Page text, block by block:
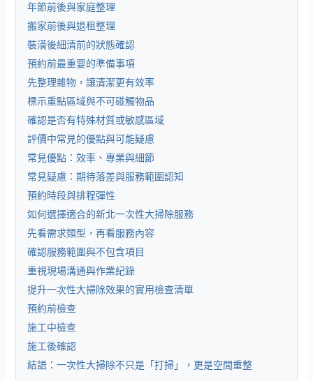
年節前後與家庭整理
搬家前後與退租整理
裝潢後細清前的狀態確認
預約前最重要的準備事項
先整理雜物，讓清潔更有效率
標示重點區域與不可碰觸物品
確認是否有特殊材質或敏感區域
評價中常見的優點與可能疑慮
常見優點：效率、專業與細節
常見疑慮：期待落差與服務範圍認知
預約時段與排程彈性
如何選擇適合的新北一次性大掃除服務
先看需求類型，再看服務內容
確認服務範圍與不包含項目
重視現場溝通與作業紀錄
提升一次性大掃除效果的實用檢查清單
預約前檢查
施工中檢查
施工後確認
結語：一次性大掃除不只是「打掃」，更是空間重整